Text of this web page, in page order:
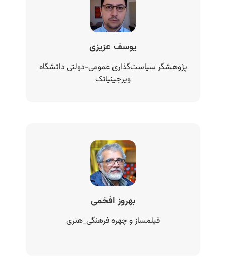
بهروز افخمی
فیلمساز و چهره فرهنگی_هنری
یوسف عزیزی
پژوهشگر سیاست‌گذاری عمومی-دولتی دانشگاه
ویرجینیاتک